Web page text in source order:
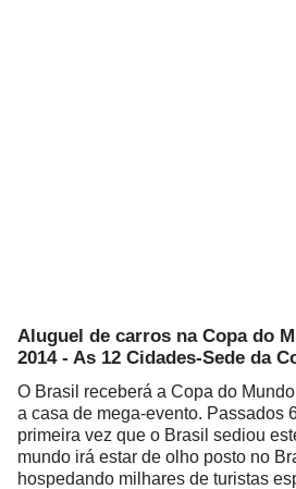
Aluguel de carros na Copa do
2014 - As 12 Cidades-Sede da
O Brasil receberá a Copa do
a casa de mega-evento. Passados
primeira vez que o Brasil sediou
mundo irá estar de olho posto no
hospedando milhares de turistas